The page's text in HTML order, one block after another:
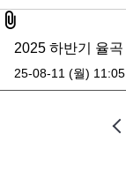
첨부파일
25-08-11 (월) 11:05